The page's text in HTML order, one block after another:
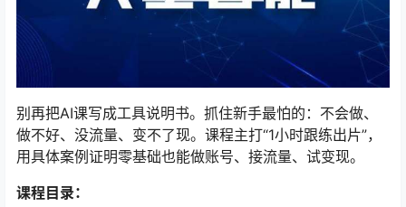
别再把AI课写成工具说明书。抓住新手最怕的：不会做、
做不好、没流量、变不了现。课程主打“1小时跟练出片”，
用具体案例证明零基础也能做账号、接流量、试变现。
课程目录：